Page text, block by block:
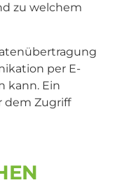
zu welchem
per E-
kann. Ein
dem Zugriff